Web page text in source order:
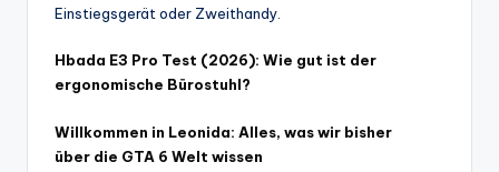
Einstiegsgerät oder Zweithandy.
Hbada E3 Pro Test (2026): Wie gut ist der
ergonomische Bürostuhl?
Willkommen in Leonida: Alles, was wir bisher
über die GTA 6 Welt wissen